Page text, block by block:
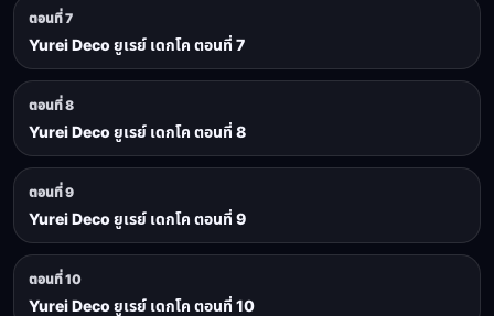
ตอนที่ 7
Yurei Deco ยูเรย์ เดกโค ตอนที่ 7
ตอนที่ 8
Yurei Deco ยูเรย์ เดกโค ตอนที่ 8
ตอนที่ 9
Yurei Deco ยูเรย์ เดกโค ตอนที่ 9
ตอนที่ 10
Yurei Deco ยูเรย์ เดกโค ตอนที่ 10